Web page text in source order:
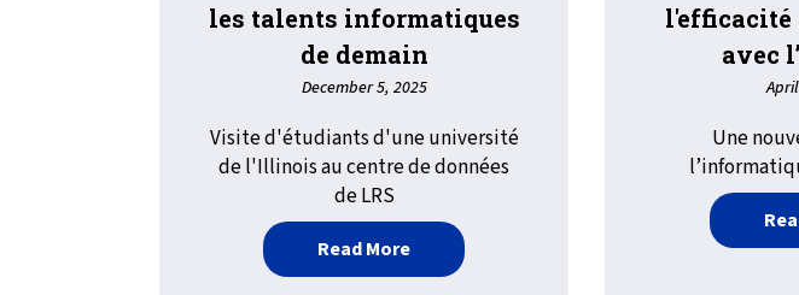
les talents informatiques
de demain
December 5, 2025
Visite d'étudiants d'une université
de l'Illinois au centre de données
de LRS
Read Moreabout LRS et IBM Z accueillent les talents
l'efficacité
avec
Une